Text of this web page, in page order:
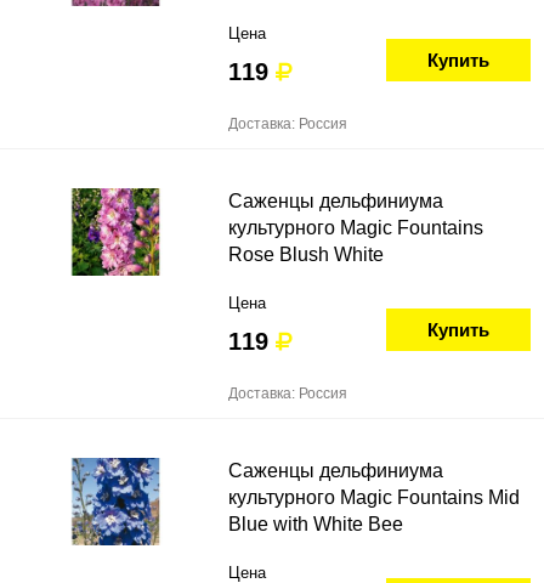
Цена
119 Купить
Доставка: Россия
Саженцы дельфиниума
культурного Magic Fountains
Rose Blush White
Цена
119 Купить
Доставка: Россия
Саженцы дельфиниума
культурного Magic Fountains Mid
Blue with White Bee
Цена